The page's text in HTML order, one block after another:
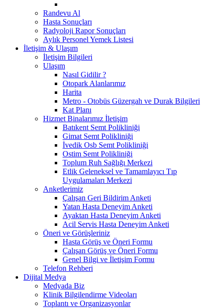
Randevu Al
Hasta Sonuçları
Radyoloji Rapor Sonuçları
Aylık Personel Yemek Listesi
İletişim & Ulaşım
İletişim Bilgileri
Ulaşım
Nasıl Gidilir ?
Otopark Alanlarımız
Harita
Metro - Otobüs Güzergah ve Durak Bilgileri
Kat Planı
Hizmet Binalarımız İletişim
Batıkent Semt Polikliniği
Gimat Semt Polikliniği
İvedik Osb Semt Polikliniği
Ostim Semt Polikliniği
Toplum Ruh Sağlığı Merkezi
Etlik Geleneksel ve Tamamlayıcı Tıp
Uygulamaları Merkezi
Anketlerimiz
Çalışan Geri Bildirim Anketi
Yatan Hasta Deneyim Anketi
Ayaktan Hasta Deneyim Anketi
Acil Servis Hasta Deneyim Anketi
Öneri ve Görüşleriniz
Hasta Görüş ve Öneri Formu
Çalışan Görüş ve Öneri Formu
Genel Bilgi ve İletişim Formu
Telefon Rehberi
Dijital Medya
Medyada Biz
Klinik Bilgilendirme Videoları
Toplantı ve Organizasyonlar